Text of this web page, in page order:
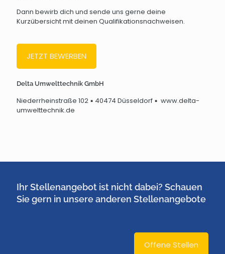
Dann bewirb dich und sende uns gerne deine
Kurzübersicht mit deinen Qualifikationsnachweisen.
JETZT BEWERBEN
Delta Umwelttechnik GmbH
Niederrheinstraße 102 ▪ 40474 Düsseldorf ▪ www.delta-
umwelttechnik.de
Ihr Stellenangebot ist nicht dabei? Schauen
Sie gern in unsere anderen Stellenangebote
.
Offene Stellen